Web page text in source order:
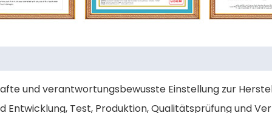
und verantwortungsbewusste Einstellung zur
Test, Produktion, Qualitätsprüfung und